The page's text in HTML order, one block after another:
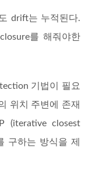
drift는 누적된다.
를 해줘야한
기법이 필요
위치 주변에 존재
(iterative closest
구하는 방식을 제